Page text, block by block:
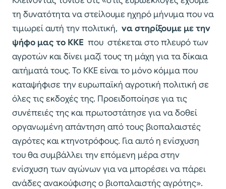
τη δυνατότητα να στείλουμε ηχηρό μήνυμα που να
τιμωρεί αυτή την πολιτική, να στηρίξουμε με την
ψήφο μας το ΚΚΕ που στέκεται στο πλευρό των
αγροτών και δίνει μαζί τους τη μάχη για τα δίκαια
αιτήματά τους. Το ΚΚΕ είναι το μόνο κόμμα που
καταψήφισε την ευρωπαϊκή αγροτική πολιτική σε
όλες τις εκδοχές της. Προειδοποίησε για τις
συνέπειές της και πρωτοστάτησε για να δοθεί
οργανωμένη απάντηση από τους βιοπαλαιστές
αγρότες και κτηνοτρόφους. Για αυτό η ενίσχυση
του θα συμβάλλει την επόμενη μέρα στην
ενίσχυση των αγώνων για να μπορέσει να πάρει
ανάδες ανακούφισης ο βιοπαλαιστής αγρότης».